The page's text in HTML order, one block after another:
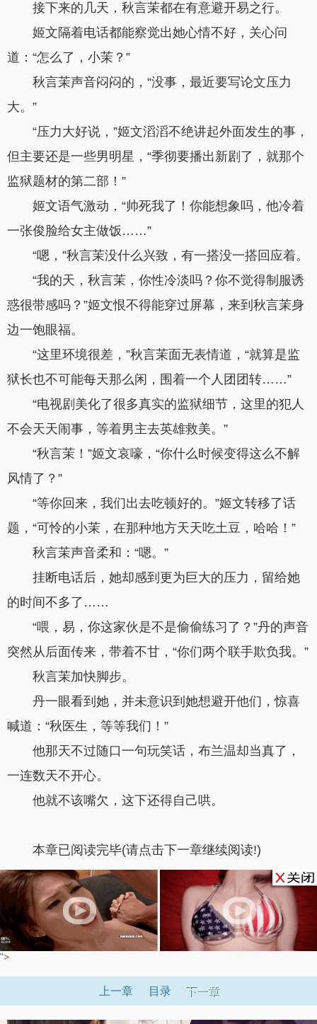
接下来的几天，秋言茉都在有意避开易之行。
姬文隔着电话都能察觉出她心情不好，关心问
道：“怎么了，小茉？”
秋言茉声音闷闷的，“没事，最近要写论文压力
大。”
“压力大好说，”姬文滔滔不绝讲起外面发生的事，
但主要还是一些男明星，“季彻要播出新剧了，就那个
监狱题材的第二部！”
姬文语气激动，“帅死我了！你能想象吗，他冷着
一张俊脸给女主做饭……”
“嗯，”秋言茉没什么兴致，有一搭没一搭回应着。
“我的天，秋言茉，你性冷淡吗？你不觉得制服诱
惑很带感吗？”姬文恨不得能穿过屏幕，来到秋言茉身
边一饱眼福。
“这里环境很差，”秋言茉面无表情道，“就算是监
狱长也不可能每天那么闲，围着一个人团团转……”
“电视剧美化了很多真实的监狱细节，这里的犯人
不会天天闹事，等着男主去英雄救美。”
“秋言茉！”姬文哀嚎，“你什么时候变得这么不解
风情了？”
“等你回来，我们出去吃顿好的。”姬文转移了话
题，“可怜的小茉，在那种地方天天吃土豆，哈哈！”
秋言茉声音柔和：“嗯。”
挂断电话后，她却感到更为巨大的压力，留给她
的时间不多了……
“喂，易，你这家伙是不是偷偷练习了？”丹的声音
突然从后面传来，带着不甘，“你们两个联手欺负我。”
秋言茉加快脚步。
丹一眼看到她，并未意识到她想避开他们，惊喜
喊道：“秋医生，等等我们！”
他那天不过随口一句玩笑话，布兰温却当真了，
一连数天不开心。
他就不该嘴欠，这下还得自己哄。
本章已阅读完毕(请点击下一章继续阅读!)
">
上一章 目录 下一章